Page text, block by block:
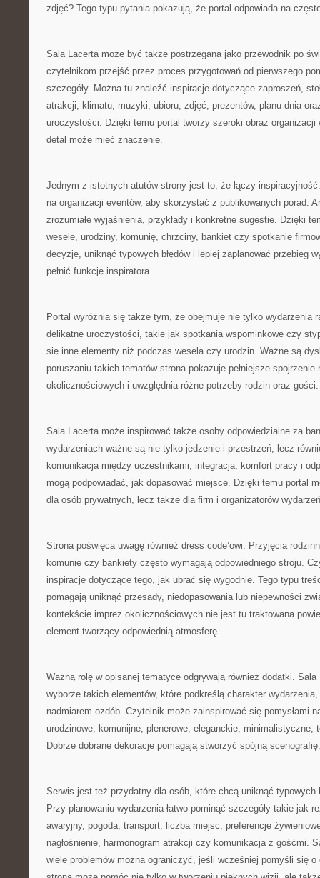
zdjęć? Tego typu pytania pokazują, że portal odpowiada na
Sala Lacerta może być także postrzegana jako przewodnik po
czytelnikom przejść przez proces przygotowań od pierwszego
szczegóły. Można tu znaleźć inspiracje dotyczące zaproszeń,
atrakcji, klimatu, muzyki, ubioru, zdjęć, prezentów, planu dnia
uroczystości. Dzięki temu portal tworzy szeroki obraz
detal może mieć znaczenie.
Jednym z istotnych atutów strony jest to, że łączy
na organizacji eventów, aby skorzystać z publikowanych porad.
zrozumiałe wyjaśnienia, przykłady i konkretne sugestie. Dzięki
wesele, urodziny, komunię, chrzciny, bankiet czy spotkanie
decyzje, uniknąć typowych błędów i lepiej zaplanować przebieg
pełnić funkcję inspiratora.
Portal wyróżnia się także tym, że obejmuje nie tylko wydarzenia
delikatne uroczystości, takie jak spotkania wspominkowe czy
się inne elementy niż podczas wesela czy urodzin. Ważne są
poruszaniu takich tematów strona pokazuje pełniejsze spojrzenie
okolicznościowych i uwzględnia różne potrzeby rodzin oraz gości.
Sala Lacerta może inspirować także osoby odpowiedzialne za
wydarzeniach ważne są nie tylko jedzenie i przestrzeń, lecz
komunikacja między uczestnikami, integracja, komfort pracy i
mogą podpowiadać, jak dopasować miejsce. Dzięki temu portal
dla osób prywatnych, lecz także dla firm i organizatorów
Strona poświęca uwagę również dress code’owi. Przyjęcia
komunie czy bankiety często wymagają odpowiedniego stroju.
inspiracje dotyczące tego, jak ubrać się wygodnie. Tego typu
pomagają uniknąć przesady, niedopasowania lub niepewności
kontekście imprez okolicznościowych nie jest tu traktowana
element tworzący odpowiednią atmosferę.
Ważną rolę w opisanej tematyce odgrywają również dodatki.
wyborze takich elementów, które podkreślą charakter
nadmiarem ozdób. Czytelnik może zainspirować się pomysłami
urodzinowe, komunijne, plenerowe, eleganckie, minimalistyczne,
Dobrze dobrane dekoracje pomagają stworzyć spójną scenografię.
Serwis jest też przydatny dla osób, które chcą uniknąć typowych
Przy planowaniu wydarzenia łatwo pominąć szczegóły takie jak
awaryjny, pogoda, transport, liczba miejsc, preferencje
nagłośnienie, harmonogram atrakcji czy komunikacja z gośćmi.
wiele problemów można ograniczyć, jeśli wcześniej pomyśli się